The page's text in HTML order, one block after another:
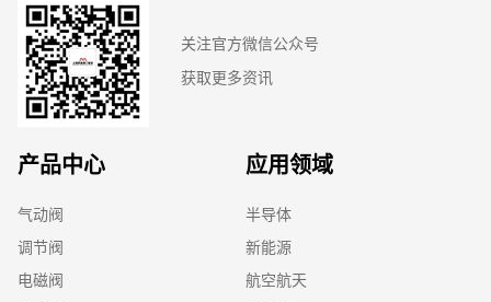
关注官方微信公众号
获取更多资讯
产品中心
气动阀
调节阀
电磁阀
应用领域
半导体
新能源
航空航天